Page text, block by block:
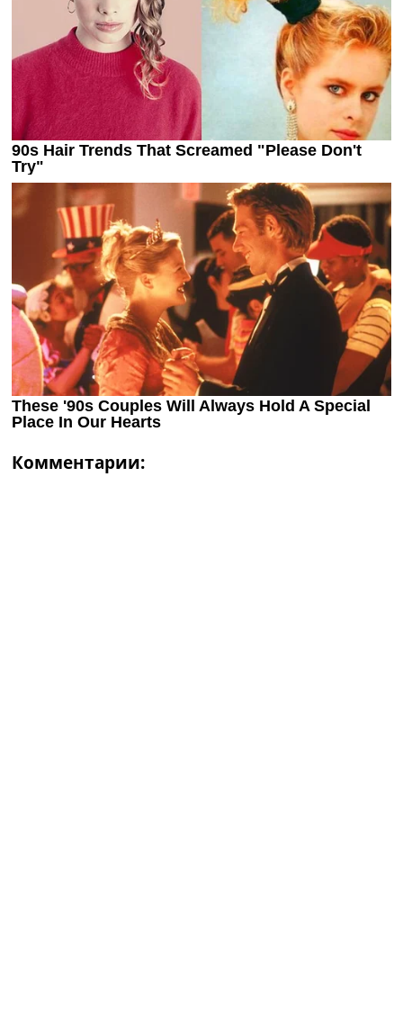
Комментарии: